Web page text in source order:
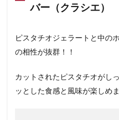
バー（クラシエ）
ピスタチオジェラートと中の
の相性が抜群！！
カットされたピスタチオがし
ッとした食感と風味が楽しめま